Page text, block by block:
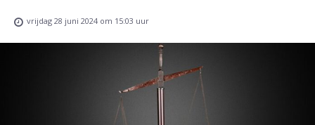
vrijdag 28 juni 2024 om 15:03 uur